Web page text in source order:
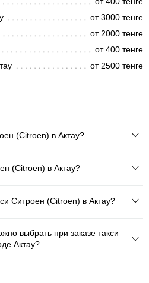
от 3000 тенге
от 2000 тенге
от 400 тенге
от 2500 тенге
(Citroen) в Актау?
(Citroen) в Актау?
Ситроен (Citroen) в Актау?
выбрать при заказе такси
Актау?